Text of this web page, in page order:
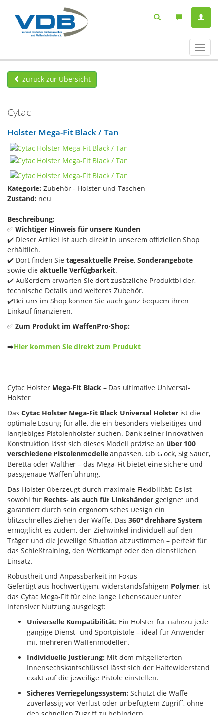
ein-/
zurück zur Übersicht
Cytac
Holster Mega-Fit Black / Tan
Kategorie: Zubehör - Holster und Taschen
Zustand: neu
Beschreibung:
✅ Wichtiger Hinweis für unsere Kunden
✔️ Dieser Artikel ist auch direkt in unserem offiziellen Shop
erhältlich.
✔️ Dort finden Sie tagesaktuelle Preise, Sonderangebote
sowie die aktuelle Verfügbarkeit.
✔️ Außerdem erwarten Sie dort zusätzliche Produktbilder,
technische Details und weiteres Zubehör.
✔️Bei uns im Shop können Sie auch ganz bequem ihren
Einkauf finanzieren.
✅ Zum Produkt im WaffenPro-Shop:
➡️Hier kommen Sie direkt zum Prudukt
Cytac Holster Mega-Fit Black – Das ultimative Universal-
Holster
Das Cytac Holster Mega-Fit Black Universal Holster ist die
optimale Lösung für alle, die ein besonders vielseitiges und
langlebiges Pistolenholster suchen. Dank seiner innovativen
Konstruktion lässt sich dieses Modell präzise an über 100
verschiedene Pistolenmodelle anpassen. Ob Glock, Sig Sauer,
Beretta oder Walther – das Mega-Fit bietet eine sichere und
passgenaue Waffenführung.
Das Holster überzeugt durch maximale Flexibilität: Es ist
sowohl für Rechts- als auch für Linkshänder geeignet und
garantiert durch sein ergonomisches Design ein
blitzschnelles Ziehen der Waffe. Das 360° drehbare System
ermöglicht es zudem, den Ziehwinkel individuell auf den
Träger und die jeweilige Situation abzustimmen – perfekt für
das Schießtraining, den Wettkampf oder den dienstlichen
Einsatz.
Robustheit und Anpassbarkeit im Fokus
Gefertigt aus hochwertigem, widerstandsfähigem Polymer, ist
das Cytac Mega-Fit für eine lange Lebensdauer unter
intensiver Nutzung ausgelegt:
Universelle Kompatibilität: Ein Holster für nahezu jede
gängige Dienst- und Sportpistole – ideal für Anwender
mit mehreren Waffenmodellen.
Individuelle Justierung: Mit dem mitgelieferten
Innensechskantschlüssel lässt sich der Haltewiderstand
exakt auf die jeweilige Pistole einstellen.
Sicheres Verriegelungssystem: Schützt die Waffe
zuverlässig vor Verlust oder unbefugtem Zugriff, ohne